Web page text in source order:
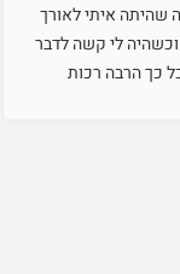
שהיתה איתי לאורך
לי קשה לדבר
כך הרבה רכות